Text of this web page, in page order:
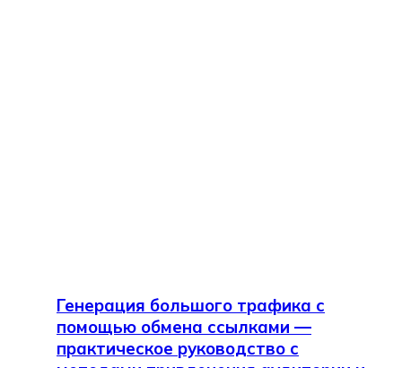
Генерация большого трафика с
помощью обмена ссылками —
практическое руководство с